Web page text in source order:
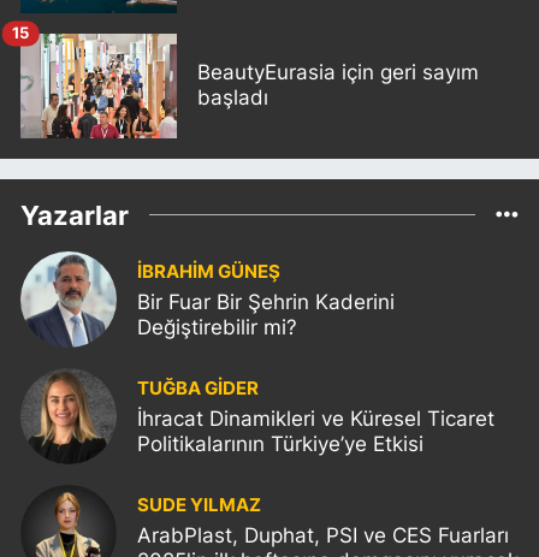
BeautyEurasia için geri sayım
başladı
15
Yazarlar
İBRAHİM GÜNEŞ
Bir Fuar Bir Şehrin Kaderini
Değiştirebilir mi?
TUĞBA GİDER
İhracat Dinamikleri ve Küresel Ticaret
Politikalarının Türkiye’ye Etkisi
SUDE YILMAZ
ArabPlast, Duphat, PSI ve CES Fuarları